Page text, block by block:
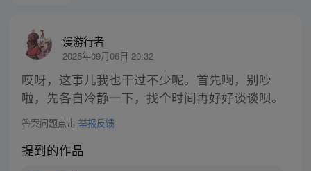
漫游行者
2025年09月06日 20:32
哎呀，这事儿我也干过不少呢。首先啊，别吵
啦，先各自冷静一下，找个时间再好好谈谈呗。
答案问题点击 举报反馈
提到的作品